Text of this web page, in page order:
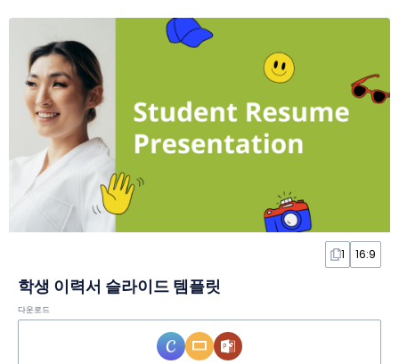
1 16:9
학생 이력서 슬라이드 템플릿
다운로드